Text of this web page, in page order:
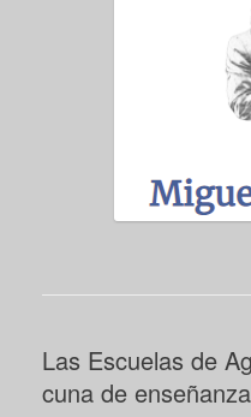
Las Escuelas de
cuna de